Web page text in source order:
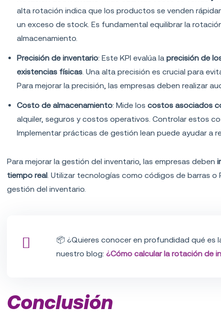
alta rotación indica que los productos se venden
un exceso de stock. Es fundamental equilibrar la
almacenamiento.
Precisión de inventario: Este KPI evalúa laprecisión de
existencias físicas . Una alta precisión es crucial para
Para mejorar la precisión, las empresas deben realizar
Costo de almacenamiento: Mide loscostos asociados
alquiler, seguros y costos operativos. Controlar estos
Implementar prácticas de gestión lean puede ayudar a
Para mejorar la gestión del inventario, las empresas deben
tiempo real . Utilizar tecnologías como códigos de barras o
gestión del inventario.
📦¿Quieres conocer en profundidad qué es
nuestro blog:¿Cómo calcular la rotación de
Conclusión